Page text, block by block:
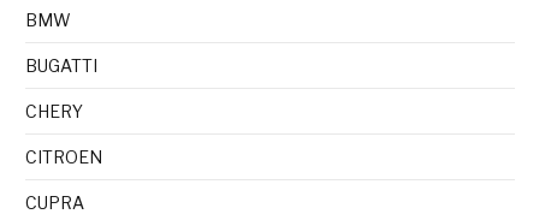
BMW
BUGATTI
CHERY
CITROEN
CUPRA